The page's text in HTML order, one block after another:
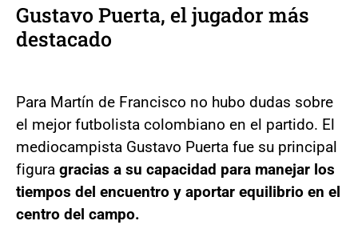
Gustavo Puerta, el jugador más
destacado
Para Martín de Francisco no hubo dudas sobre
el mejor futbolista colombiano en el partido. El
mediocampista Gustavo Puerta fue su principal
figura gracias a su capacidad para manejar los
tiempos del encuentro y aportar equilibrio en el
centro del campo.